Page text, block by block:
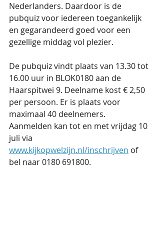
Nederlanders. Daardoor is de
pubquiz voor iedereen toegankelijk
en gegarandeerd goed voor een
gezellige middag vol plezier.
De pubquiz vindt plaats van 13.30 tot
16.00 uur in BLOK0180 aan de
Haarspitwei 9. Deelname kost € 2,50
per persoon. Er is plaats voor
maximaal 40 deelnemers.
Aanmelden kan tot en met vrijdag 10
juli via
www.kijkopwelzijn.nl/inschrijven of
bel naar 0180 691800.